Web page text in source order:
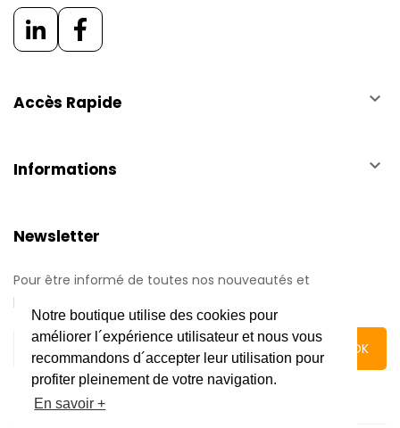
Notre boutique utilise des cookies pour
améliorer l´expérience utilisateur et nous vous
recommandons d´accepter leur utilisation pour
profiter pleinement de votre navigation.
En savoir +
Accès Rapide keyboard_arrow_down
Informations keyboard_arrow_down
Newsletter
Pour être informé de toutes nos nouveautés et
promotions.